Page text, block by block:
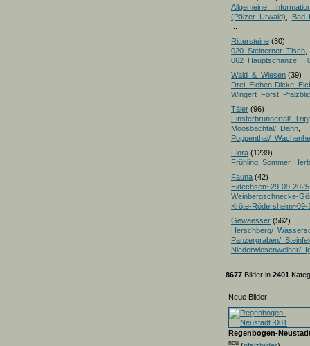
Allgemeine
(Pälzer Urwald)
Bad
Rittersteine (30)
020_Steinerner_Tisch
062_Hauptschanze_I
Wald_&_Wiesen (39)
Drei_Eichen-
Wingert_Forst
Täler (96)
Finsterbrunnertal/
Moosbachtal/_Dahn
Poppenthal/
Flora (1239)
Frühling Sommer,
Fauna (42)
Eidechsen~29-09-2025
Weinbergschnecke-
Kröte-Rödersheim~09-
Gewaesser (562)
Herschberg/
Panzergraben/
Niederwiesenweiher/
8677 Bilder in 2401
Neue Bilder
Regenbogen-
neu